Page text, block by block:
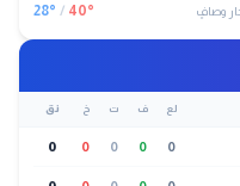
وصافٍ 40°
/
28°
لع ف ت خ نق
0
0
0
0
0